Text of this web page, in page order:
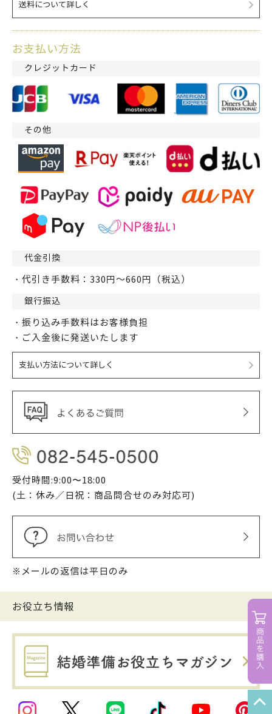
送料について詳しく
お支払い方法
クレジットカード
その他
代金引換
・代引き手数料：330円～660円（税込）
銀行振込
・振り込み手数料はお客様負担
・ご入金後に発送いたします
支払い方法について詳しく
受付時間:9:00〜18:00
(土：休み／日祝：商品問合せのみ対応可)
※メールの返信は平日のみ
お役立ち情報